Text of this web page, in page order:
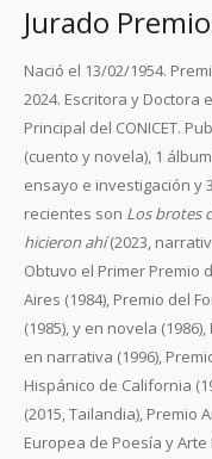
Jurado
Nació el 13/02/1954.
2024. Escritora y Doctora
Principal del CONICET.
(cuento y novela), 1
ensayo e investigación y
recientes son Los brotes
hicieron ahí(2023,
Obtuvo el Primer Premio
Aires (1984), Premio del
(1985), y en novela
en narrativa (1996),
Hispánico de California
(2015, Tailandia), Premio
Europea de Poesía y Arte